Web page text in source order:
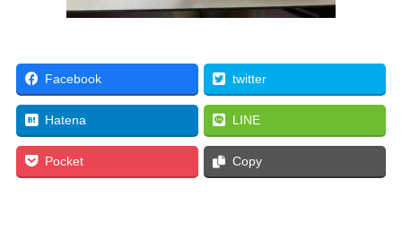
Facebook twitter
Hatena LINE
Pocket Copy